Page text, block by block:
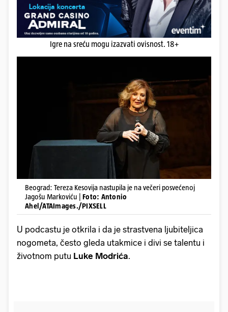
Igre na sreću mogu izazvati ovisnost. 18+
Beograd: Tereza Kesovija nastupila je na večeri posvećenoj
Jagošu Markoviću | Foto: Antonio
Ahel/ATAImages./PIXSELL
U podcastu je otkrila i da je strastvena ljubiteljica
nogometa, često gleda utakmice i divi se talentu i
životnom putu Luke Modrića.